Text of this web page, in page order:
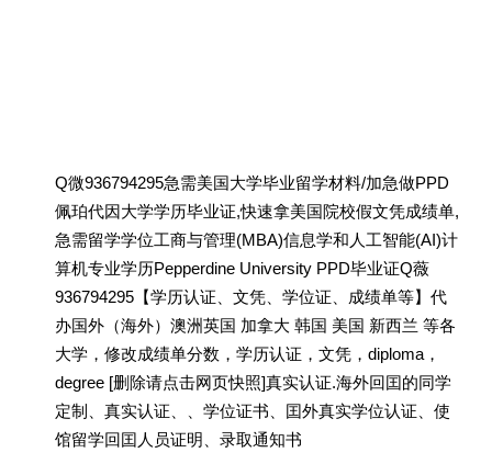
Q微936794295急需美国大学毕业留学材料/加急做PPD
佩珀代因大学学历毕业证,快速拿美国院校假文凭成绩单,
急需留学学位工商与管理(MBA)信息学和人工智能(AI)计
算机专业学历Pepperdine University PPD毕业证Q薇
936794295【学历认证、文凭、学位证、成绩单等】代
办国外（海外）澳洲英国 加拿大 韩国 美国 新西兰 等各
大学，修改成绩单分数，学历认证，文凭，diploma，
degree [删除请点击网页快照]真实认证.海外回囯的同学
定制、真实认证、、学位证书、囯外真实学位认证、使
馆留学回囯人员证明、录取通知书